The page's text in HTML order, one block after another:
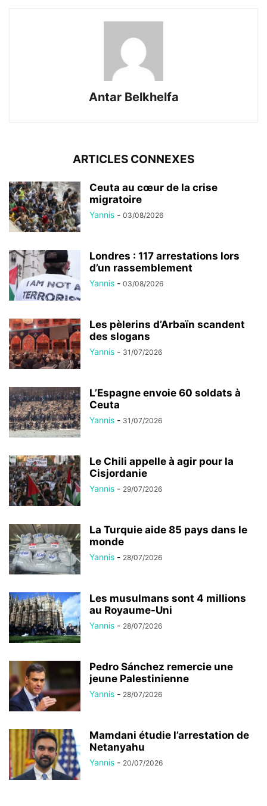
Antar Belkhelfa
ARTICLES CONNEXES
Ceuta au cœur de la crise
migratoire
Yannis - 03/08/2026
Londres : 117 arrestations lors
d’un rassemblement
Yannis - 03/08/2026
Les pèlerins d’Arbaïn scandent
des slogans
Yannis - 31/07/2026
L’Espagne envoie 60 soldats à
Ceuta
Yannis - 31/07/2026
Le Chili appelle à agir pour la
Cisjordanie
Yannis - 29/07/2026
La Turquie aide 85 pays dans le
monde
Yannis - 28/07/2026
Les musulmans sont 4 millions
au Royaume-Uni
Yannis - 28/07/2026
Pedro Sánchez remercie une
jeune Palestinienne
Yannis - 28/07/2026
Mamdani étudie l’arrestation de
Netanyahu
Yannis - 20/07/2026